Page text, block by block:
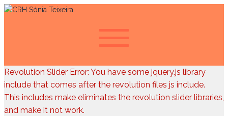
Revolution Slider Error: You have some jquery.js library
include that comes after the revolution files js include.
This includes make eliminates the revolution slider libraries,
and make it not work.